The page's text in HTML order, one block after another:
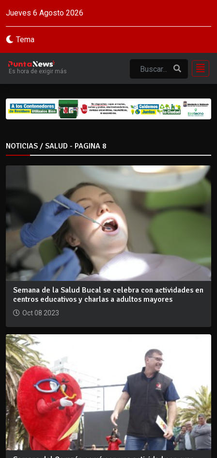
Jueves 6 Agosto 2026
Tema
Es hora de exigir más
NOTICIAS / SALUD - PAGINA 8
Semana de la Salud Bucal se celebra con actividades en
centros educativos y charlas a adultos mayores
Oct 08 2023